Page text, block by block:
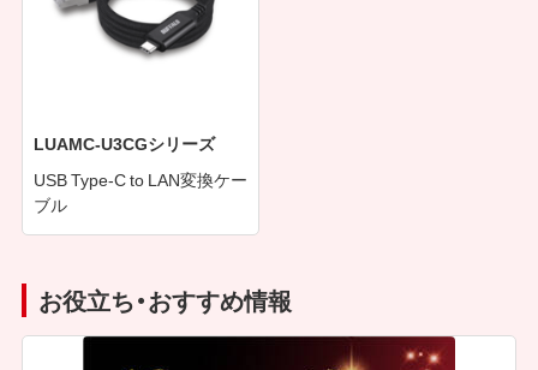
LUAMC-U3CGシリーズ
USB Type-C to LAN変換ケー
ブル
お役立ち・おすすめ情報